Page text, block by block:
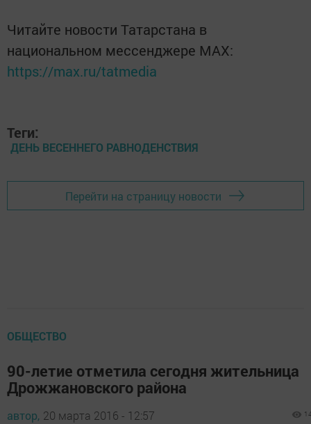
Читайте новости Татарстана в
национальном мессенджере MАХ:
https://max.ru/tatmedia
Теги:
ДЕНЬ ВЕСЕННЕГО РАВНОДЕНСТВИЯ
Перейти на страницу новости
ОБЩЕСТВО
90-летие отметила сегодня жительница
Дрожжановского района
автор, 20 марта 2016 - 12:57